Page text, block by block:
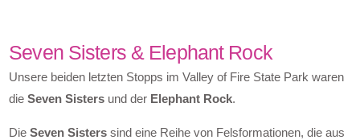
Seven Sisters & Elephant Rock
Unsere beiden letzten Stopps im Valley of Fire State Park waren
dieSeven Sisters und der Elephant Rock
DieSeven Sisters sind eine Reihe von Felsformationen, die aus